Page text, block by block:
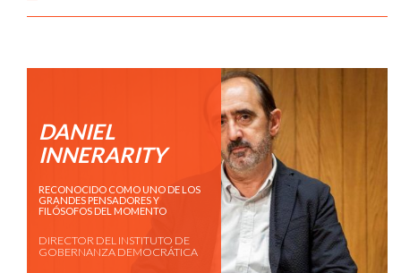
DANIEL
INNERARITY
RECONOCIDO COMO UNO DE LOS
GRANDES PENSADORES Y
FILÓSOFOS DEL MOMENTO
DIRECTOR DEL INSTITUTO DE
GOBERNANZA DEMOCRÁTICA